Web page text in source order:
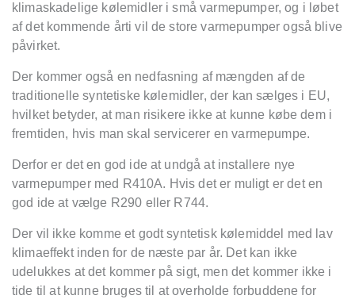
klimaskadelige kølemidler i små varmepumper, og i løbet
af det kommende årti vil de store varmepumper også blive
påvirket.
Der kommer også en nedfasning af mængden af de
traditionelle syntetiske kølemidler, der kan sælges i EU,
hvilket betyder, at man risikere ikke at kunne købe dem i
fremtiden, hvis man skal servicerer en varmepumpe.
Derfor er det en god ide at undgå at installere nye
varmepumper med R410A. Hvis det er muligt er det en
god ide at vælge R290 eller R744.
Der vil ikke komme et godt syntetisk kølemiddel med lav
klimaeffekt inden for de næste par år. Det kan ikke
udelukkes at det kommer på sigt, men det kommer ikke i
tide til at kunne bruges til at overholde forbuddene for